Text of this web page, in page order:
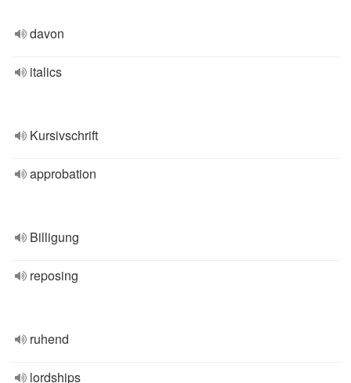
davon
italics
Kursivschrift
approbation
Billigung
reposing
ruhend
lordships